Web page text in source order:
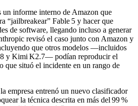
un informe interno de Amazon que
“jailbreakear” Fable 5 y hacer que
de software, llegando incluso a generar
revisó el caso junto con Amazon y
que otros modelos —incluidos
y Kimi K2.7— podían reproducir el
que situó el incidente en un rango de
empresa entrenó un nuevo clasificador
la técnica descrita en más del 99 %